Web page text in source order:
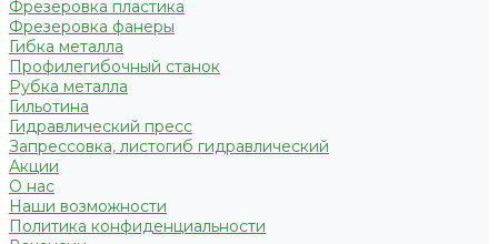
Фрезеровка пластика
Фрезеровка фанеры
Гибка металла
Профилегибочный станок
Рубка металла
Гильотина
Гидравлический пресс
Запрессовка, листогиб гидравлический
Акции
О нас
Наши возможности
Политика конфиденциальности